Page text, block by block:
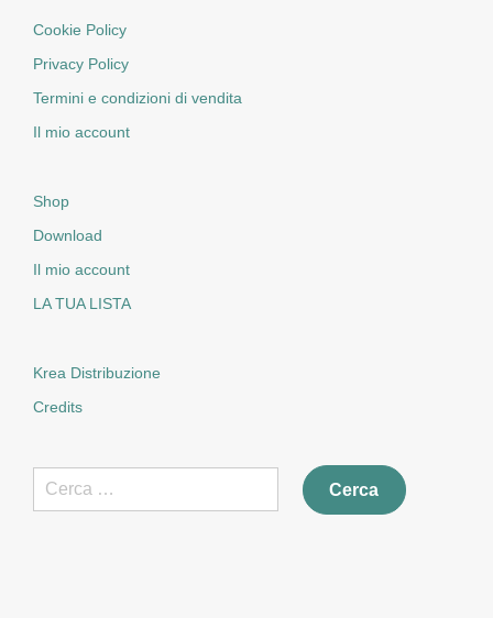
Cookie Policy
Privacy Policy
Termini e condizioni di vendita
Il mio account
Shop
Download
Il mio account
LA TUA LISTA
Krea Distribuzione
Credits
per: